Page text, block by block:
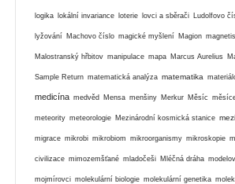
logika lokální invariance loterie lovci a sběrači Ludolfovo
lyžování Machovo číslo magické myšlení Magion
Malostranský hřbitov manipulace mapa Marcus Aurelius
Sample Return matematická analýza matematika
medicína medvěd Mensa menšiny Merkur Měsíc
meteority meteorologie Mezinárodní kosmická stanice
migrace mikrobi mikrobiom mikroorganismy mikroskopie
civilizace mimozemšťané mladočeši Mléčná dráha
mojmírovci molekulární biologie molekulární genetika